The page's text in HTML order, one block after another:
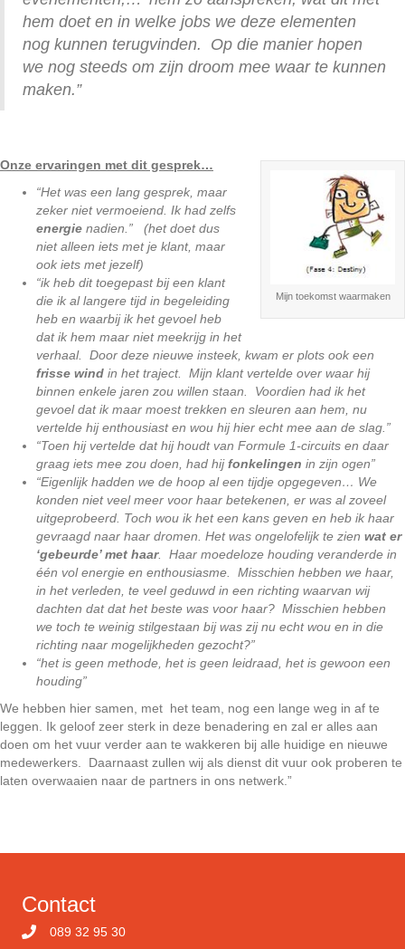
hem doet en in welke jobs we deze elementen
nog kunnen terugvinden. Op die manier hopen
we nog steeds om zijn droom mee waar te kunnen
maken.”
Mijn toekomst waarmaken
Onze ervaringen met dit gesprek…
“Het was een lang gesprek, maar
zeker niet vermoeiend. Ik had zelfs
energie nadien.” (het doet dus
niet alleen iets met je klant, maar
ook iets met jezelf)
“ik heb dit toegepast bij een klant
die ik al langere tijd in begeleiding
heb en waarbij ik het gevoel heb
dat ik hem maar niet meekrijg in het
verhaal. Door deze nieuwe insteek, kwam er plots ook een
frisse wind in het traject. Mijn klant vertelde over waar hij
binnen enkele jaren zou willen staan. Voordien had ik het
gevoel dat ik maar moest trekken en sleuren aan hem, nu
vertelde hij enthousiast en wou hij hier echt mee aan de slag.”
“Toen hij vertelde dat hij houdt van Formule 1-circuits en daar
graag iets mee zou doen, had hijfonkelingen in zijn ogen”
“Eigenlijk hadden we de hoop al een tijdje opgegeven… We
konden niet veel meer voor haar betekenen, er was al zoveel
uitgeprobeerd. Toch wou ik het een kans geven en heb ik haar
gevraagd naar haar dromen. Het was ongelofelijk te zien wat er
‘gebeurde’ met haar. Haar moedeloze houding veranderde in
één vol energie en enthousiasme. Misschien hebben we haar,
in het verleden, te veel geduwd in een richting waarvan wij
dachten dat dat het beste was voor haar? Misschien hebben
we toch te weinig stilgestaan bij was zij nu echt wou en in die
richting naar mogelijkheden gezocht?”
“het is geen methode, het is geen leidraad, het is gewoon een
houding”
We hebben hier samen, met het team, nog een lange weg in af te
leggen. Ik geloof zeer sterk in deze benadering en zal er alles aan
doen om het vuur verder aan te wakkeren bij alle huidige en nieuwe
medewerkers. Daarnaast zullen wij als dienst dit vuur ook proberen te
laten overwaaien naar de partners in ons netwerk.”
Contact
089 32 95 30